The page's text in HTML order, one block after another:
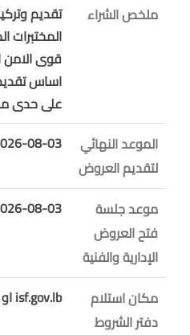
ملخص الشراء
تقديم
المختبرات
اساس
على حدى
الموعد النهائي
لتقديم العروض
08-03 09:30:00
موعد جلسة
فتح العروض
الإدارية والفنية
08-03 10:00:00
مكان استلام
دفتر الشروط
isf.gov.lb او ppa.gov.lb